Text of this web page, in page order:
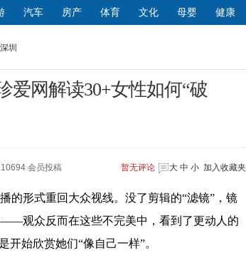
汽车 房产 体育 文化 母婴 健康
深圳
爱网解读30+女性如何“破
会员投稿 大 中 小 加入收藏夹
暂无评论
的形式重回大众视线。没了剪辑的“滤镜”，镜
观众反而在这些不完美中，看到了更动人的
开始欣赏她们“像自己一样”。